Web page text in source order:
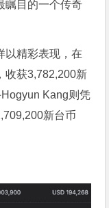
瞩目的一个传奇
以精彩表现，在
收获3,782,200新
Kang则凭
新台币